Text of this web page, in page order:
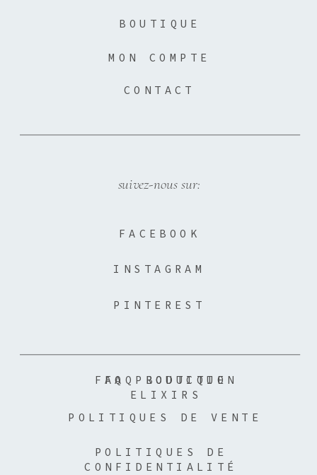
PINTEREST
INSTAGRAM
FACEBOOK
suivez-nous sur:
CONTACT
BOUTIQUE
MON COMPTE
POLITIQUES DE VENTE
POLITIQUES DE
CONFIDENTIALITÉ
FAQ BOUTIQUE
FAQ PRODUCTION
ELIXIRS